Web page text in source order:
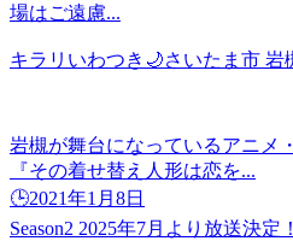
場はご遠慮...
キラリいわつき🌙さいたま市 岩
岩槻が舞台になっているアニメ
『その着せ替え人形は恋を...
🕒️2021年1月8日
Season2 2025年7月より放送決定！